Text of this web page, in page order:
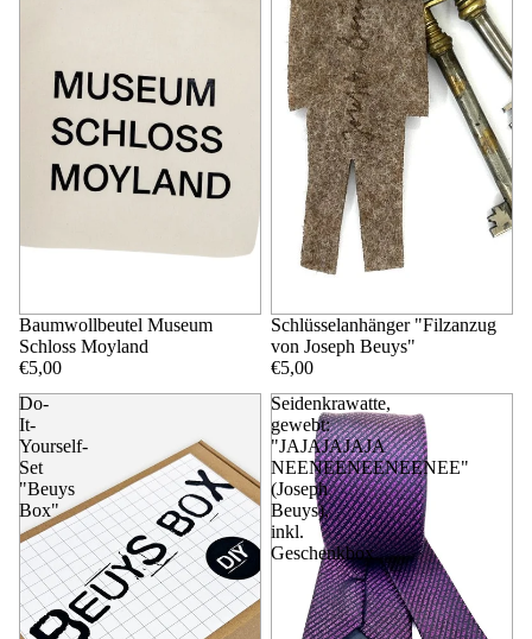
Baumwollbeutel Museum
Schloss Moyland
€5,00
Schlüsselanhänger "Filzanzug
von Joseph Beuys"
€5,00
Do-
It-
Yourself-
Set
"Beuys
Box"
Seidenkrawatte,
gewebt:
"JAJAJAJAJA
NEENEENEENEENEE"
(Joseph
Beuys),
inkl.
Geschenkbox